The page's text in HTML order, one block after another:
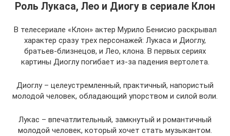
Роль Лукаса, Лео и Диогу в сериале Клон
В телесериале «Клон» актер Мурило Бенисио раскрывал
характер сразу трех персонажей: Лукаса и Диоглу,
братьев-близнецов, и Лео, клона. В первых сериях
картины Диоглу погибает из-за падения вертолета.
Диоглу – целеустремленный, практичный, напористый
молодой человек, обладающий упорством и силой воли.
Лукас – впечатлительный, замкнутый и романтичный
молодой человек, который хочет стать музыкантом.